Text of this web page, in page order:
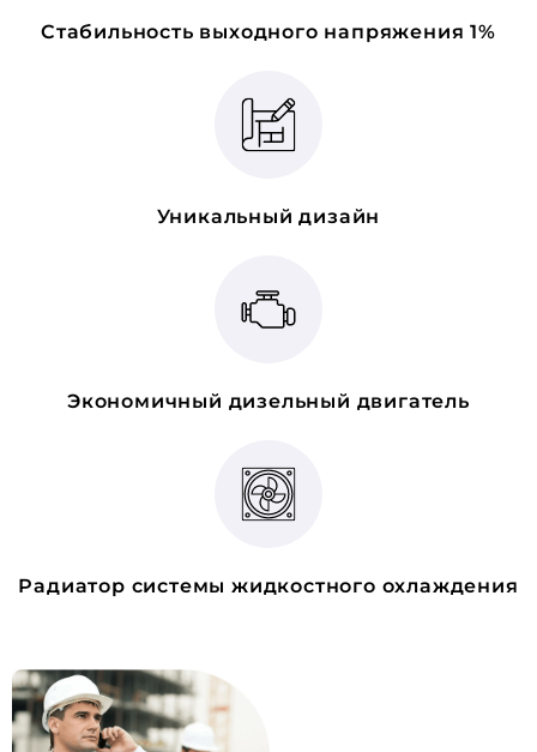
Стабильность выходного напряжения 1%
Уникальный дизайн
Экономичный дизельный двигатель
Радиатор системы жидкостного охлаждения